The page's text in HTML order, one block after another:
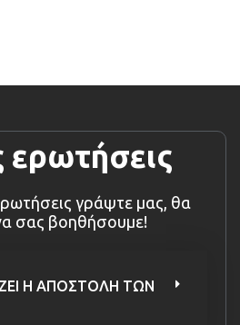
ερωτήσεις
γράψτε μας, θα
σας βοηθήσουμε!
Η ΑΠΟΣΤΟΛΗ ΤΩΝ